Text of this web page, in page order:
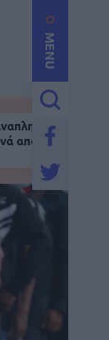
MENU
αποτελέσματα